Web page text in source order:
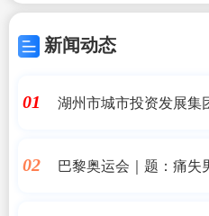
新闻动态
01
湖州市城市投资发展集
02
巴黎奥运会｜题：痛失